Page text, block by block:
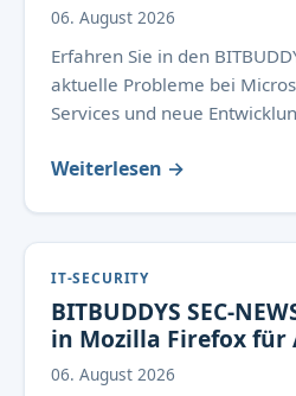
06. August 2026
Erfahren Sie in den
aktuelle Probleme bei
Services und neue
Weiterlesen →
IT-SECURITY
BITBUDDYS SEC-
in Mozilla Firefox für
06. August 2026